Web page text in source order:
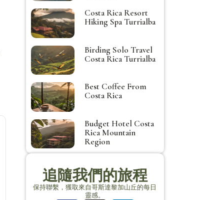
Costa Rica Resort
Hiking Spa Turrialba
Birding Solo Travel
Costa Rica Turrialba
Best Coffee From
Costa Rica
Budget Hotel Costa
Rica Mountain
Region
追隨我們的旅程
保持聯繫，獲取來自哥斯達黎加山丘的每日
靈感。